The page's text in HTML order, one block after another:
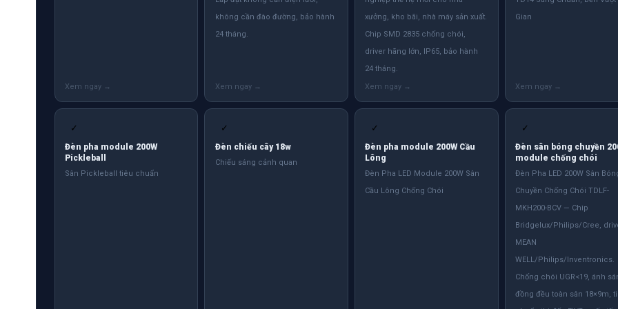
không cần đào đường, bảo hành
24 tháng.
xưởng, kho bãi, nhà máy sản xuất.
Chip SMD 2835 chống chói,
driver hãng lớn, IP65, bảo hành
24 tháng.
Gian
✓
Đèn pha module 200W
Pickleball
Sân Pickleball tiêu chuẩn
✓
Đèn chiếu cây 18w
Chiếu sáng cảnh quan
✓
Đèn pha module 200W Cầu
Lông
Đèn Pha LED Module 200W Sân
Cầu Lông Chống Chói
✓
Đèn sân bóng chuyền
module chống chói
Đèn Pha LED 200W Sân
Chuyền Chống Chói TDLF-
MKH200-BCV — Chip
Bridgelux/Philips/Cree,
MEAN
WELL/Philips/Inventronics.
Chống chói UGR<19, ánh
đồng đều toàn sân 18×9m,